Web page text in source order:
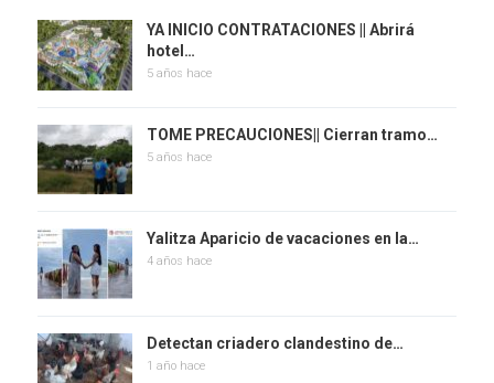
YA INICIO CONTRATACIONES || Abrirá
hotel…
5 años hace
TOME PRECAUCIONES|| Cierran tramo…
5 años hace
Yalitza Aparicio de vacaciones en la…
4 años hace
Detectan criadero clandestino de…
1 año hace